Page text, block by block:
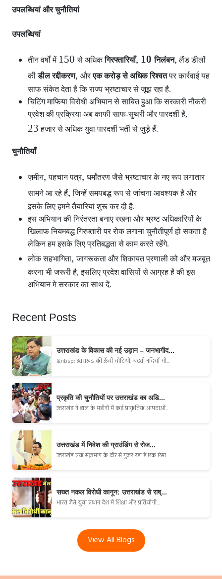
उपलब्धियां और चुनौतियां
उपलब्धियां
तीन वर्षों में 150से अधिकगिरफ्तारियाँ, 10निलंबन, लैंड डीलों
की डील रद्दीकरण, और एक करोड़ से अधिक रिश्वत पर कार्रवाई यह
साफ संकेत देता है कि राज्य भ्रष्टाचार से जूझ रहा है.
चिटिंग माफिया विरोधी अभियान से साबित हुआ कि सरकारी नौकरी
प्रवेश की प्रक्रिया अब काफी साफ-सुथरी और पारदर्शी है,
23 हजार से अधिक युवा पारदर्शी भर्ती से जुड़े हैं.
चुनौतियाँ
ज़मीन,पहचान पत्र, धर्मांतरण जैसे भ्रष्टाचार के नए रूप लगातार
सामने आ रहे हैं,जिन्हें समयबद्ध रूप से जांचना आवश्यक है और
इसके लिए हमने तैयारियां शुरू कर दी है.
इस अभियान की निरंतरता बनाए रखना और भ्रष्ट अधिकारियों के
खिलाफ नियमबद्ध गिरफ्तारी पर रोक लगाना चुनौतीपूर्ण हो सकता है
लेकिन हम इसके लिए प्रतिबद्धता से काम करते रहेंगे.
लोक सहभागिता,जागरूकता और शिकायत प्रणाली को और मजबूत
करना भी जरूरी है, इसलिए प्रदेश वासियों से आग्रह है की इस
अभियान मे सरकार का साथ दें.
Recent Posts
उत्तराखंड के विकास की नई उड़ान – जनभागीद...
&nbsp; उत्तराखंड की ऊँची चोटियाँ, बहती नदियाँ औ...
प्रकृति की चुनौतियों पर उत्तराखंड का अडि...
उत्तराखंड ने हाल के महीनों में कई प्राकृतिक आपदाओं...
उत्तराखंड में निवेश की ग्राउंडिंग से रोज...
उत्तराखंड एक संक्रमण के दौर से गुजर रहा है एक ऐसा...
सख्त नकल विरोधी कानून: उत्तराखंड से राष्...
भारत जैसे युवा प्रधान देश में शिक्षा और प्रतियोगी...
View All Blogs